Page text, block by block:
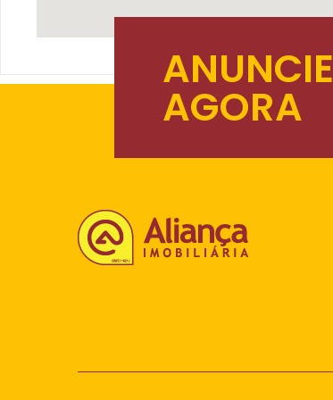
ANUNCIE
AGORA